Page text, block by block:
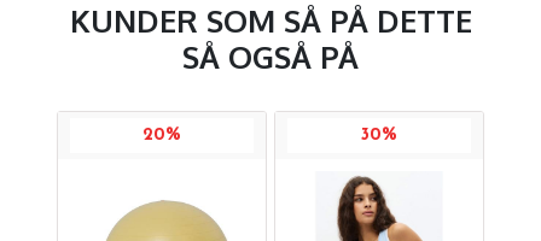
KUNDER SOM SÅ PÅ DETTE
SÅ OGSÅ PÅ
20% 30%